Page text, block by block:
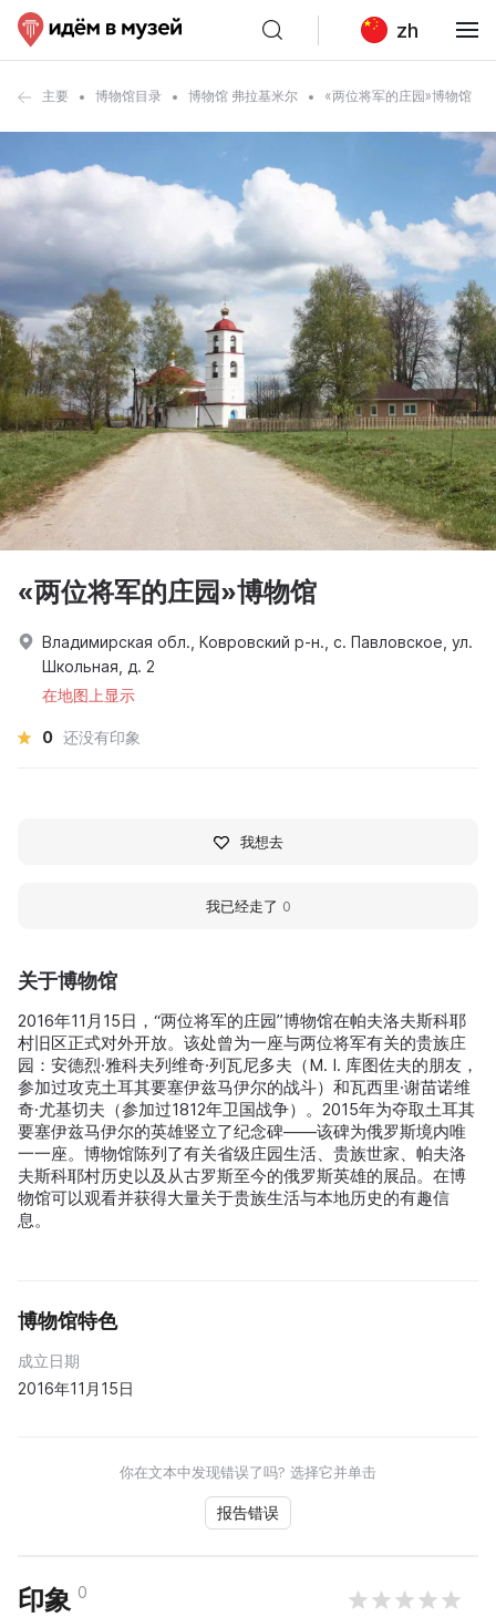
zh
主要 博物馆目录 博物馆 弗拉基米尔 «两位将军的庄园»博物馆
关于博物馆
2016年11月15日，“两位将军的庄园”博物馆在帕夫洛夫斯科耶
村旧区正式对外开放。该处曾为一座与两位将军有关的贵族庄
园：安德烈·雅科夫列维奇·列瓦尼多夫（M. I. 库图佐夫的朋友，
参加过攻克土耳其要塞伊兹马伊尔的战斗）和瓦西里·谢苗诺维
奇·尤基切夫（参加过1812年卫国战争）。2015年为夺取土耳其
要塞伊兹马伊尔的英雄竖立了纪念碑——该碑为俄罗斯境内唯
一一座。博物馆陈列了有关省级庄园生活、贵族世家、帕夫洛
夫斯科耶村历史以及从古罗斯至今的俄罗斯英雄的展品。在博
物馆可以观看并获得大量关于贵族生活与本地历史的有趣信
息。
博物馆特色
成立日期
2016年11月15日
你在文本中发现错误了吗? 选择它并单击
报告错误
印象 0
«两位将军的庄园»博物馆
Владимирская обл., Ковровский р-н., с. Павловское, ул.
Школьная, д. 2
在地图上显示
0 还没有印象
我想去
我已经走了 0